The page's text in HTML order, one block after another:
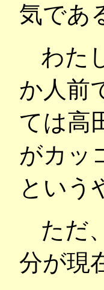
気であ
わた
か人前
ては高
がカッ
という
ただ
分が現